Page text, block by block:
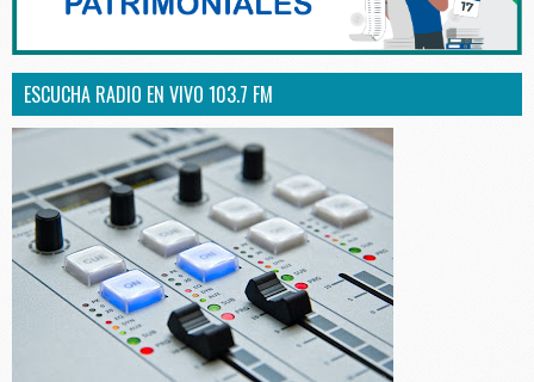
ESCUCHA RADIO EN VIVO 103.7 FM